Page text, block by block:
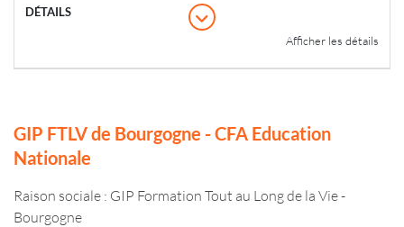
Afficher les détails
GIP FTLV de Bourgogne - CFA Education
Nationale
Raison sociale : GIP Formation Tout au Long de la Vie -
Bourgogne